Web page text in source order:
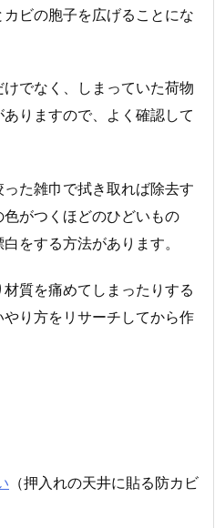
ビの胞子を広げることにな
でなく、しまっていた荷物
りますので、よく確認して
た雑巾で拭き取れば除去す
がつくほどのひどいもの
をする方法があります。
質を痛めてしまったりする
り方をリサーチしてから作
（押入れの天井に貼る防カビ